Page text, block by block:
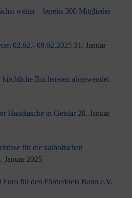
weiter – bereits 300 Mitglieder
02.02.- 09.02.2025 31. Januar
Büchereien abgewendet
Handtasche in Geislar 28. Januar
für die katholischen
Januar 2025
Euro für den Förderkreis Bonn e.V.